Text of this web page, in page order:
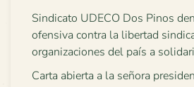
Sindicato UDECO Dos Pinos
ofensiva contra la libertad
organizaciones del país a
Carta abierta a la señora